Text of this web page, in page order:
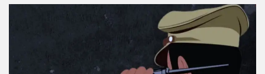
ce at
ar
e